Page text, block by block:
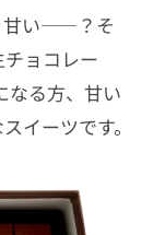
甘い——？そ
ョコレー
なる方、甘い
イーツです。